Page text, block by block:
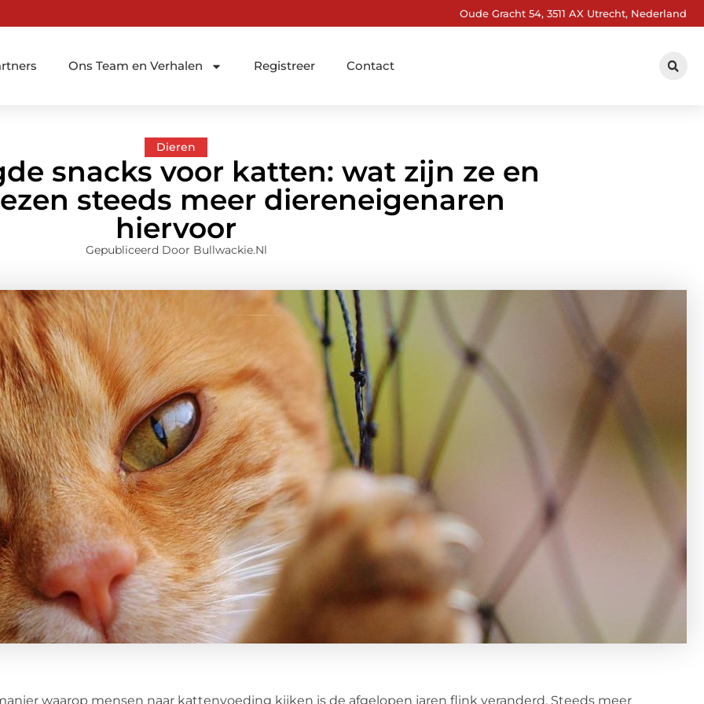
Oude Gracht 54, 3511 AX Utrecht, Nederland
Ons Team en Verhalen Registreer Contact
Dieren
snacks voor katten: wat zijn ze en
steeds meer diereneigenaren
hiervoor
Gepubliceerd Door Bullwackie.nl
waarop mensen naar kattenvoeding kijken is de afgelopen jaren flink veranderd. Steeds meer